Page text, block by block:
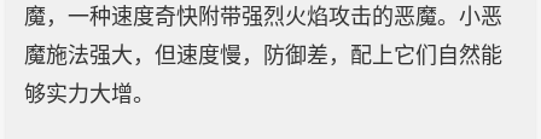
魔，一种速度奇快附带强烈火焰攻击的恶魔。小恶
魔施法强大，但速度慢，防御差，配上它们自然能
够实力大增。